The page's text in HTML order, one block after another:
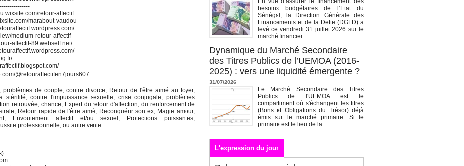
retour-affectif
marabout-vaudou
medium-retour-affectif
affectif-89.webself.net/
@retouraffectifen7jours607
problèmes de couple, contre divorce, Retour de l'être aimé au foyer,
contre l'impuissance sexuelle, crise conjugale, problèmes
retrouvée, chance, Expert du retour d'affection, du renforcement de
Retour rapide de l'être aimé, Reconquérir son ex, Magie amour,
Envoutement affectif et/ou sexuel, Protections puissantes,
professionnelle, ou autre vente...
En vue d’assurer le financement des
besoins budgétaires de l’Etat du
Sénégal, la Direction Générale des
Financements et de la Dette (DGFD) a
levé ce vendredi 31 juillet 2026 sur le
marché financier...
Dynamique du Marché Secondaire
des Titres Publics de l’UEMOA (2016-
2025) : vers une liquidité émergente ?
31/07/2026
Le Marché Secondaire des Titres
Publics de l'UEMOA est le
compartiment où s'échangent les titres
(Bons et Obligations du Trésor) déjà
émis sur le marché primaire. Si le
primaire est le lieu de la...
L'expression du jour